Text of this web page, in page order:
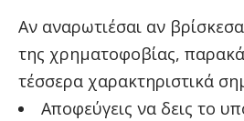
Αν αναρωτιέσαι αν
της χρηματοφοβίας,
τέσσερα χαρακτηριστικά
Αποφεύγεις να δεις το